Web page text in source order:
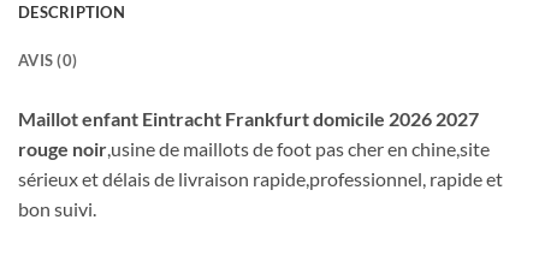
DESCRIPTION
AVIS (0)
Maillot enfant Eintracht Frankfurt domicile 2026 2027
rouge noir,usine de maillots de foot pas cher en chine,site
sérieux et délais de livraison rapide,professionnel, rapide et
bon suivi.